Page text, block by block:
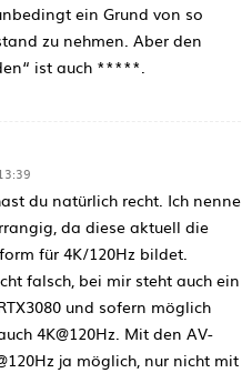
ein Grund von so
zu nehmen. Aber den
ist auch *****.
du natürlich recht. Ich nenne
da diese aktuell die
für 4K/120Hz bildet.
falsch, bei mir steht auch ein
und sofern möglich
4K@120Hz. Mit den AV-
ja möglich, nur nicht mit